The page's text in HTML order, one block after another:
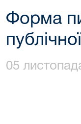
Форма
05